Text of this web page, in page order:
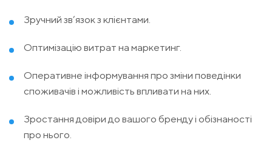
Зручний зв’язок з клієнтами.
Оптимізацію витрат на маркетинг.
Оперативне інформування про зміни поведінки
споживачів і можливість впливати на них.
Зростання довіри до вашого бренду і обізнаності
про нього.